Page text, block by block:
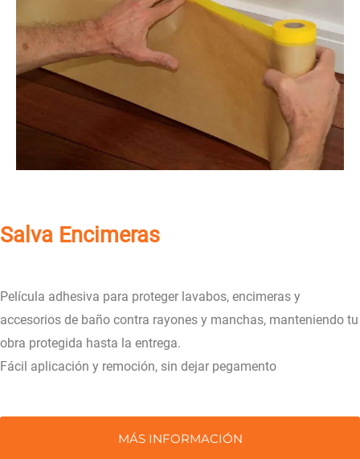
Salva Encimeras
Película adhesiva para proteger lavabos, encimeras y
accesorios de baño contra rayones y manchas, manteniendo tu
obra protegida hasta la entrega.
Fácil aplicación y remoción, sin dejar pegamento
MÁS INFORMACIÓN